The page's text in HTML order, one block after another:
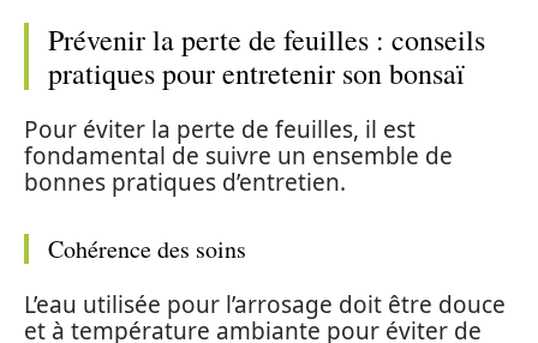
Prévenir la perte de feuilles : conseils
pratiques pour entretenir son bonsaï
Pour éviter la perte de feuilles, il est
fondamental de suivre un ensemble de
bonnes pratiques d’entretien.
Cohérence des soins
L’eau utilisée pour l’arrosage doit être douce
et à température ambiante pour éviter de